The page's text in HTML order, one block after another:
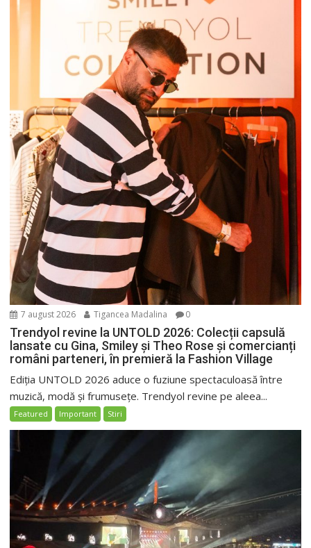
7 august 2026 Tigancea Madalina 0
Trendyol revine la UNTOLD 2026: Colecții capsulă
lansate cu Gina, Smiley și Theo Rose și comercianți
români parteneri, în premieră la Fashion Village
Ediția UNTOLD 2026 aduce o fuziune spectaculoasă între
muzică, modă și frumusețe. Trendyol revine pe aleea...
Featured Important Stiri